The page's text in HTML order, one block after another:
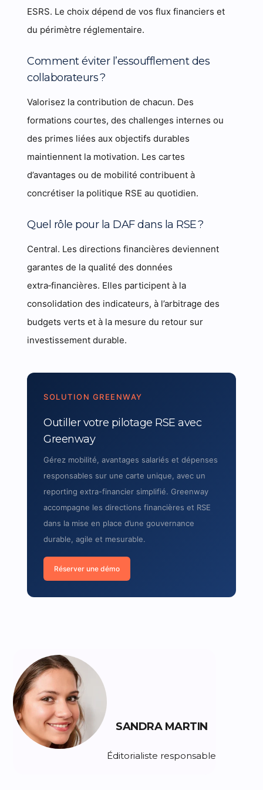
ESRS. Le choix dépend de vos flux financiers et
du périmètre réglementaire.
Comment éviter l’essoufflement des
collaborateurs ?
Valorisez la contribution de chacun. Des
formations courtes, des challenges internes ou
des primes liées aux objectifs durables
maintiennent la motivation. Les cartes
d’avantages ou de mobilité contribuent à
concrétiser la politique RSE au quotidien.
Quel rôle pour la DAF dans la RSE ?
Central. Les directions financières deviennent
garantes de la qualité des données
extra‑financières. Elles participent à la
consolidation des indicateurs, à l’arbitrage des
budgets verts et à la mesure du retour sur
investissement durable.
SOLUTION GREENWAY
Outiller votre pilotage RSE avec
Greenway
Gérez mobilité, avantages salariés et dépenses
responsables sur une carte unique, avec un
reporting extra-financier simplifié. Greenway
accompagne les directions financières et RSE
dans la mise en place d’une gouvernance
durable, agile et mesurable.
Réserver une démo
SANDRA MARTIN
Éditorialiste responsable